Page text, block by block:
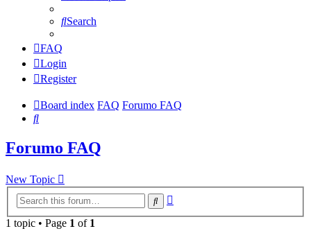
Search
FAQ
Login
Register
Board index FAQ Forumo FAQ
Search
Forumo FAQ
New Topic
Search
1 topic • Page 1 of 1